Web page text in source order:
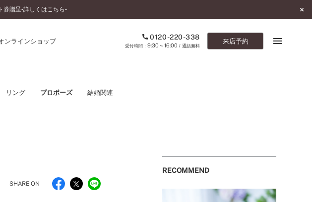
券贈呈-詳しくはこちら-
ンラインショップ 0120-220-338
9:30～16:00/ 通話無料
来店予約
とは
予約専用ダイヤル
0120-220-338
リング プロポーズ 結婚関連
SHARE ON
RECOMMEND